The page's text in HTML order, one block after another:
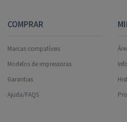
COMPRAR
Marcas compatíveis
Modelos de impressoras
Garantias
Ajuda/FAQS